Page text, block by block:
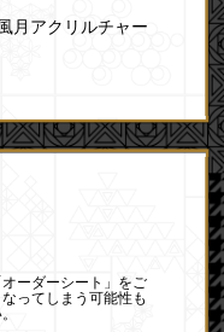
月アクリルチャー
ーダーシート」をご
ってしまう可能性も